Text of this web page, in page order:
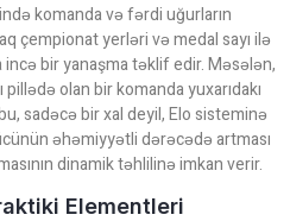
komanda və fərdi uğurların
çempionat yerləri və medal sayı ilə
bir yanaşma təklif edir. Məsələn,
olan bir komanda yuxarıdakı
sadəcə bir xal deyil, Elo sisteminə
əhəmiyyətli dərəcədə artması
dinamik təhlilinə imkan verir.
Elementleri